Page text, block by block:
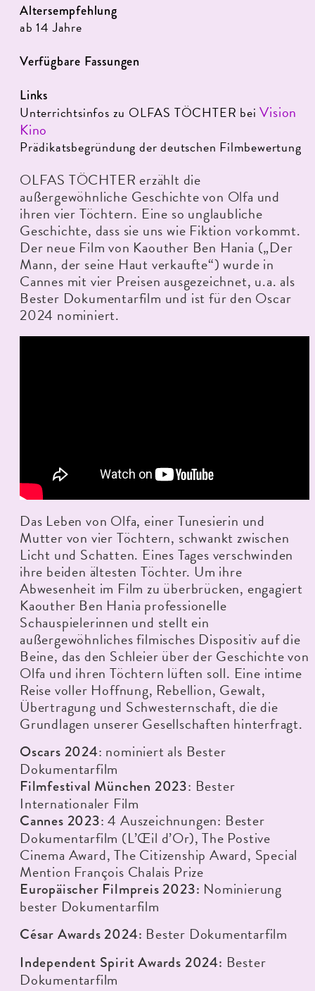
Altersempfehlung
ab 14 Jahre
Verfügbare Fassungen
Links
Unterrichtsinfos zu OLFAS TÖCHTER beiVision
Kino
Prädikatsbegründung der deutschen Filmbewertung
OLFAS TÖCHTER erzählt die
außergewöhnliche Geschichte von Olfa und
ihren vier Töchtern. Eine so unglaubliche
Geschichte, dass sie uns wie Fiktion vorkommt.
Der neue Film von Kaouther Ben Hania („Der
Mann, der seine Haut verkaufte“) wurde in
Cannes mit vier Preisen ausgezeichnet, u.a. als
Bester Dokumentarfilm und ist für den Oscar
2024 nominiert.
Das Leben von Olfa, einer Tunesierin und
Mutter von vier Töchtern, schwankt zwischen
Licht und Schatten. Eines Tages verschwinden
ihre beiden ältesten Töchter. Um ihre
Abwesenheit im Film zu überbrücken, engagiert
Kaouther Ben Hania professionelle
Schauspielerinnen und stellt ein
außergewöhnliches filmisches Dispositiv auf die
Beine, das den Schleier über der Geschichte von
Olfa und ihren Töchtern lüften soll. Eine intime
Reise voller Hoffnung, Rebellion, Gewalt,
Übertragung und Schwesternschaft, die die
Grundlagen unserer Gesellschaften hinterfragt.
Oscars 2024: nominiert als Bester
Dokumentarfilm
Filmfestival München 2023: Bester
Internationaler Film
Cannes 2023: 4 Auszeichnungen: Bester
Dokumentarfilm (L’Œil d’Or), The Postive
Cinema Award, The Citizenship Award, Special
Mention François Chalais Prize
Europäischer Filmpreis 2023: Nominierung
bester Dokumentarfilm
César Awards 2024: Bester Dokumentarfilm
Independent Spirit Awards 2024: Bester
Dokumentarfilm